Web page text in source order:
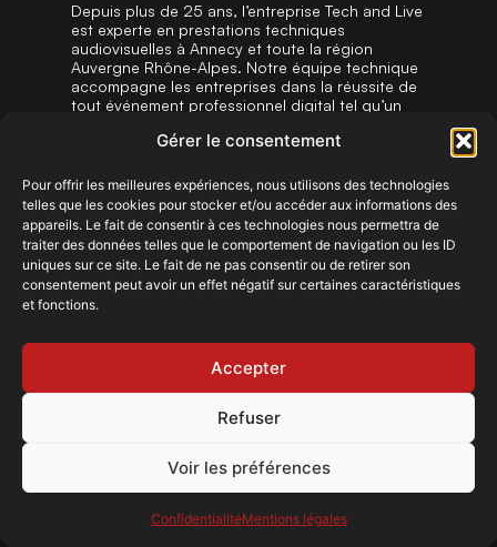
Gérer le consentement
Pour offrir les meilleures expériences, nous utilisons des technologies
telles que les cookies pour stocker et/ou accéder aux informations des
appareils. Le fait de consentir à ces technologies nous permettra de
traiter des données telles que le comportement de navigation ou les ID
uniques sur ce site. Le fait de ne pas consentir ou de retirer son
consentement peut avoir un effet négatif sur certaines caractéristiques
et fonctions.
Accepter
Refuser
Voir les préférences
ConfidentialitéMentions légales
Depuis plus de 25 ans, l’entreprise Tech and Live
est experte en prestations techniques
audiovisuelles à Annecy et toute la région
Auvergne Rhône-Alpes. Notre équipe technique
accompagne les entreprises dans la réussite de
tout événement professionnel digital tel qu’un
LIRE LA SUITE
LIRE LA SUITE